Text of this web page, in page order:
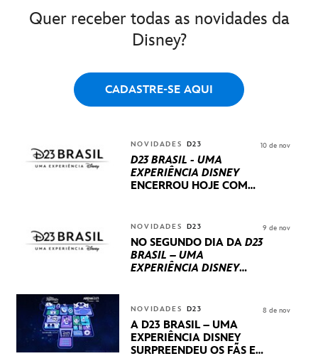
Quer receber todas as novidades da
Disney?
CADASTRE-SE AQUI
NOVIDADES D23
D23 BRASIL - UMA
EXPERIÊNCIA DISNEY
ENCERROU HOJE COM
INTERNACIONAIS E
PRODUÇÕES BRASILEIRAS
10 de nov
NOVIDADES D23
NO SEGUNDO DIA DA D23
BRASIL – UMA
EXPERIÊNCIA DISNEY
STUDIOS REVELARAM
PRÉVIAS E NOVIDADES
DOS SEUS PRÓXIMOS
LANÇAMENTOS
9 de nov
NOVIDADES D23
A D23 BRASIL – UMA
EXPERIÊNCIA DISNEY
SURPREENDEU OS FÃS EM
8 de nov